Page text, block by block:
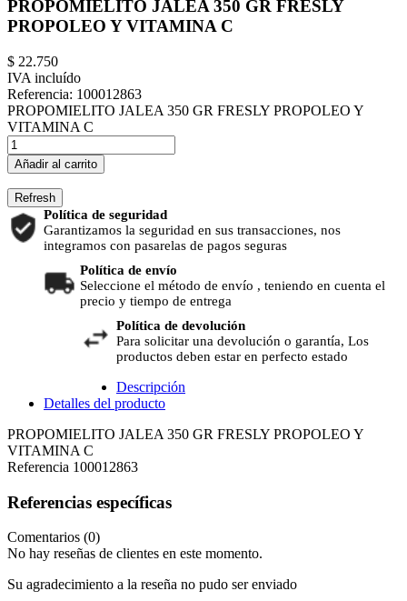
PROPOMIELITO JALEA 350 GR FRESLY
PROPOLEO Y VITAMINA C
$ 22.750
IVA incluído
Referencia: 100012863
PROPOMIELITO JALEA 350 GR FRESLY PROPOLEO Y
VITAMINA C
Añadir al carrito
Política de seguridad
Garantizamos la seguridad en sus transacciones, nos
integramos con pasarelas de pagos seguras
Política de envío
Seleccione el método de envío , teniendo en cuenta el
precio y tiempo de entrega
Política de devolución
Para solicitar una devolución o garantía, Los
productos deben estar en perfecto estado
Descripción
Detalles del producto
PROPOMIELITO JALEA 350 GR FRESLY PROPOLEO Y
VITAMINA C
Referencia 100012863
Referencias específicas
Comentarios (0)
No hay reseñas de clientes en este momento.
Su agradecimiento a la reseña no pudo ser enviado